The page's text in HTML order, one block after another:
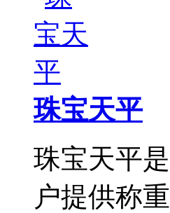
珠宝天平
珠宝天平
户提供称重